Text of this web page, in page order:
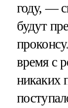
году, —
будут
время с
никаких